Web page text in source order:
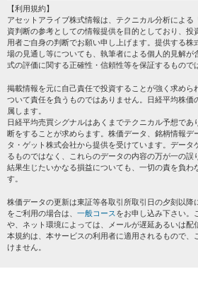
株テーマ情報
海外市況
投資カレンダー
格付け情報
個人情報保護方針
プライバシーポリシー
会社案内
サイトマップ
過去データ
【利用規約】
アセットアライブ株式情報は、テクニカル分析による
資判断の参考としての情報提供を目的としており、投
用者ご自身の判断でお願い申し上げます。提供する株
場の見通し等についても、執筆者による個人的見解が
式の評価に関する正確性・信頼性等を保証するもので
掲載情報を元に自己責任で投資することが強く求めら
ついて責任を負うものではありません。日経平均株価
属します。
日経平均売買シグナルはあくまでテクニカル予想であ
断をすることが求めらます。株価データ、銘柄情報デ
タ・ゲット株式会社から提供を受けています。データ
るものではなく、これらのデータの内容の万が一の誤
結果生じたいかなる損益についても、一切の責を負わ
す。
株価データの更新は東証等各取引所取引日の夕刻以降
をご利用の場合は、 一般コース をお申し込み下さい。
や、ネット環境によっては、メールが遅延あるいは配
本規約は、本サービスの利用者に適用されるもので、
けません。